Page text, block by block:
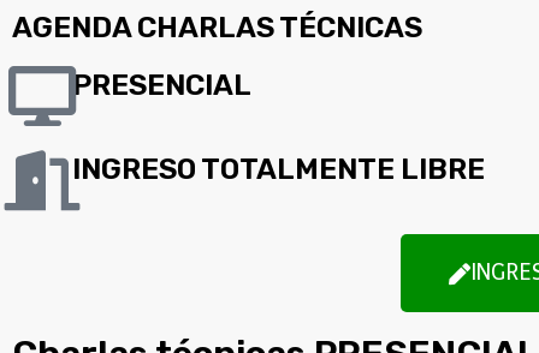
AGENDA CHARLAS TÉCNICAS
PRESENCIAL
INGRESO TOTALMENTE LIBRE